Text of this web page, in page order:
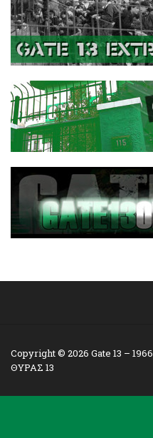
Copyright © 2026 Gate 13 – 1966
ΘΥΡΑΣ 13